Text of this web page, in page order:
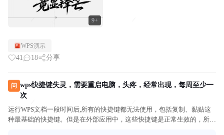
9+
WPS演示
41 18 分享
问 wps快捷键失灵，需要重启电脑，头疼，经常出现，每周至少一
次
运行WPS文档一段时间后,所有的快捷键都无法使用，包括复制、黏贴这
种最基础的快捷键。但是在外部应用中，这些快捷键是正常生效的，所以